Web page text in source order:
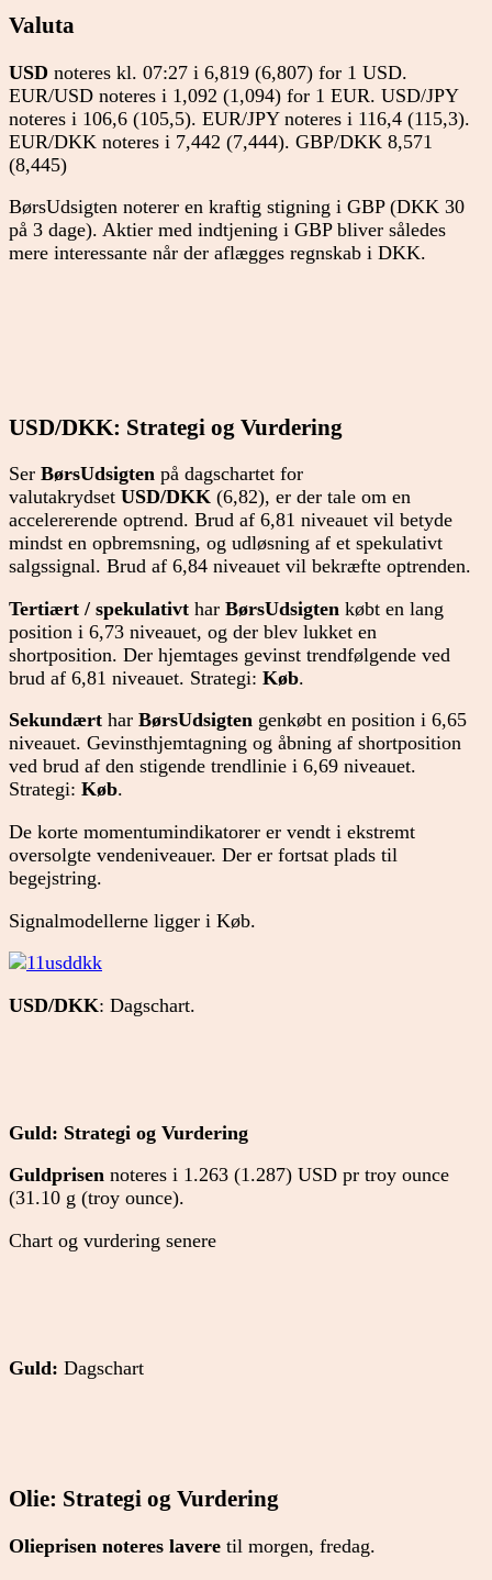
Valuta
USD noteres kl. 07:27 i 6,819 (6,807) for 1 USD.
EUR/USD noteres i 1,092 (1,094) for 1 EUR. USD/JPY
noteres i 106,6 (105,5). EUR/JPY noteres i 116,4 (115,3).
EUR/DKK noteres i 7,442 (7,444). GBP/DKK 8,571
(8,445)
BørsUdsigten noterer en kraftig stigning i GBP (DKK 30
på 3 dage). Aktier med indtjening i GBP bliver således
mere interessante når der aflægges regnskab i DKK.
USD/DKK: Strategi og Vurdering
Ser BørsUdsigten på dagschartet for
valutakrydset USD/DKK (6,82), er der tale om en
accelererende optrend. Brud af 6,81 niveauet vil betyde
mindst en opbremsning, og udløsning af et spekulativt
salgssignal. Brud af 6,84 niveauet vil bekræfte optrenden.
Tertiært / spekulativt har BørsUdsigten købt en lang
position i 6,73 niveauet, og der blev lukket en
shortposition. Der hjemtages gevinst trendfølgende ved
brud af 6,81 niveauet. Strategi: Køb.
Sekundært har BørsUdsigten genkøbt en position i 6,65
niveauet. Gevinsthjemtagning og åbning af shortposition
ved brud af den stigende trendlinie i 6,69 niveauet.
Strategi: Køb.
De korte momentumindikatorer er vendt i ekstremt
oversolgte vendeniveauer. Der er fortsat plads til
begejstring.
Signalmodellerne ligger i Køb.
USD/DKK: Dagschart.
Guld: Strategi og Vurdering
Guldprisen noteres i 1.263 (1.287) USD pr troy ounce
(31.10 g (troy ounce).
Chart og vurdering senere
Guld: Dagschart
Olie: Strategi og Vurdering
Olieprisen noteres lavere til morgen, fredag.